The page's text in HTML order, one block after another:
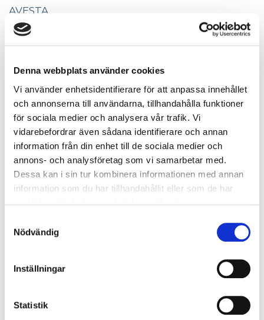
Denna webbplats använder cookies
Vi använder enhetsidentifierare för att anpassa innehållet
och annonserna till användarna, tillhandahålla funktioner
för sociala medier och analysera vår trafik. Vi
vidarebefordrar även sådana identifierare och annan
information från din enhet till de sociala medier och
annons- och analysföretag som vi samarbetar med.
Dessa kan i sin tur kombinera informationen med annan
information som du har tillhandahållit eller som de har
samlat in när du har använt deras tjänster.
Nödvändig
Inställningar
Statistik
AVESTA
Tel: 0226-472339
stefan.hedin@bilkompaniet.se
Tel: 0224-683571
henrik.lind@bilkompaniet.se